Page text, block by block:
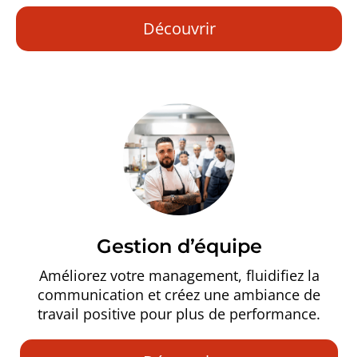
Découvrir
Gestion d’équipe
Améliorez votre management, fluidifiez la
communication et créez une ambiance de
travail positive pour plus de performance.